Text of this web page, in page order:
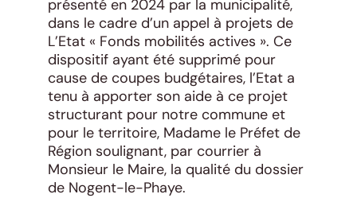
présenté en 2024 par la municipalité,
dans le cadre d’un appel à projets de
L’Etat « Fonds mobilités actives ». Ce
dispositif ayant été supprimé pour
cause de coupes budgétaires, l’Etat a
tenu à apporter son aide à ce projet
structurant pour notre commune et
pour le territoire, Madame le Préfet de
Région soulignant, par courrier à
Monsieur le Maire, la qualité du dossier
de Nogent-le-Phaye.